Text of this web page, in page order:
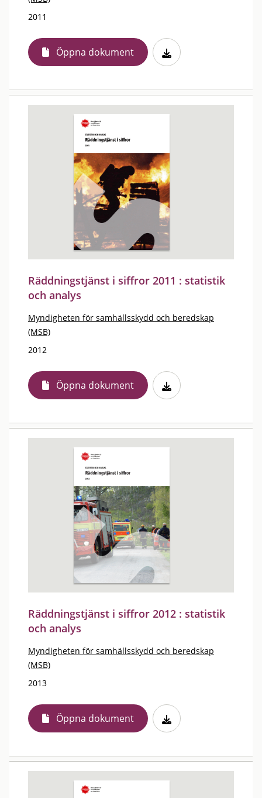
2011
Öppna dokument
Räddningstjänst i siffror 2011 : statistik
och analys
Myndigheten för samhällsskydd och beredskap
(MSB)
2012
Öppna dokument
Räddningstjänst i siffror 2012 : statistik
och analys
Myndigheten för samhällsskydd och beredskap
(MSB)
2013
Öppna dokument